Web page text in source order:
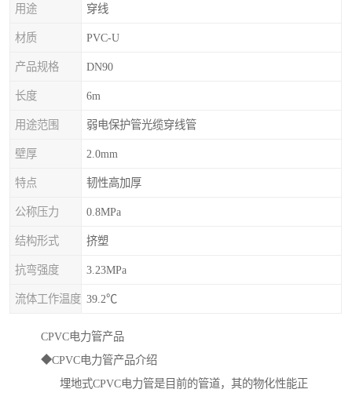
用途 穿线
材质 PVC-U
产品规格 DN90
长度 6m
用途范围 弱电保护管光缆穿线管
壁厚 2.0mm
特点 韧性高加厚
公称压力 0.8MPa
结构形式 挤塑
抗弯强度 3.23MPa
流体工作温度 39.2℃
CPVC电力管产品
◆CPVC电力管产品介绍
埋地式CPVC电力管是目前的管道，其的物化性能正